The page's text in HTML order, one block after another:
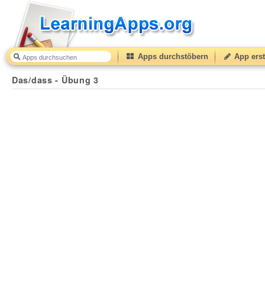
Apps durchstöbern App
Das/dass - Übung 3